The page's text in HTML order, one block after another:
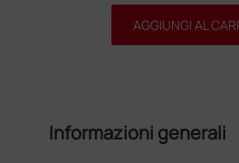
AGGIUNGI AL
Informazioni generali